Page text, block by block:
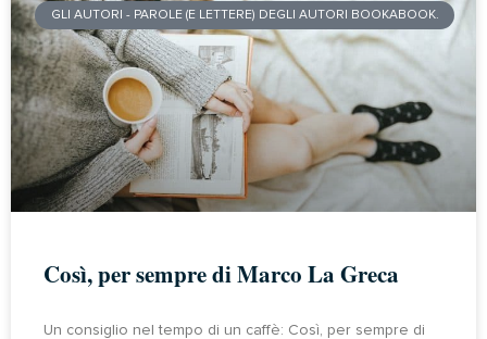
GLI AUTORI - PAROLE (E LETTERE) DEGLI AUTORI BOOKABOOK.
Così, per sempre di Marco La Greca
Un consiglio nel tempo di un caffè: Così, per sempre di